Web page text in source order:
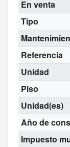
En venta
Tipo
Referencia
Unidad
Piso
Unidad(es)
Año de
Impuesto